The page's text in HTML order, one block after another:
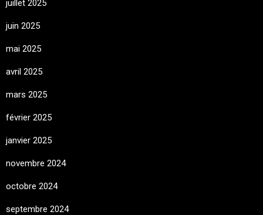
juillet 2025
juin 2025
mai 2025
avril 2025
mars 2025
février 2025
janvier 2025
novembre 2024
octobre 2024
septembre 2024